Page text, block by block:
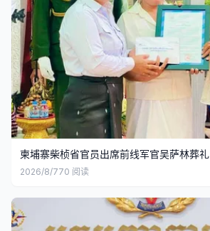
柬埔寨柴桢省官员出席前线军官吴萨林葬礼
2026/8/770 阅读